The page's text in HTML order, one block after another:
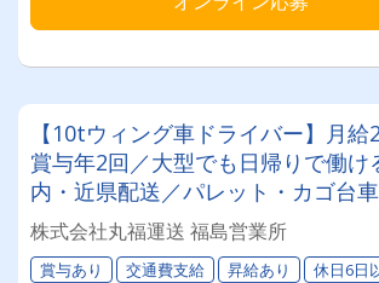
【10tウィング車ドライバー】月給
賞与年2回／大型でも日帰りで働
内・近県配送／パレット・カゴ台
で負担少なめ◎将来は運行管理・所
キャリア設計あり
株式会社丸福運送 福島営業所
賞与あり 交通費支給 昇給あり 休日6日